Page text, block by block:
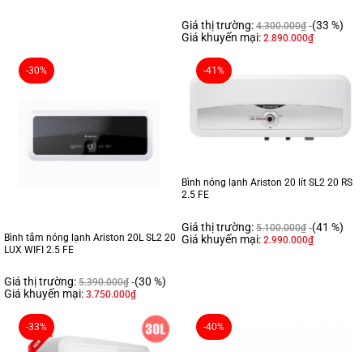
Giá thị trường: 4.300.000₫ (33 %)
Giá khuyến mại: 2.890.000₫
-30%
Bình tắm nóng lạnh Ariston 20L SL2 20
LUX WIFI 2.5 FE
Giá thị trường: 5.390.000₫ (30 %)
Giá khuyến mại: 3.750.000₫
-41%
Bình nóng lạnh Ariston 20 lít SL2 20 RS
2.5 FE
Giá thị trường: 5.100.000₫ (41 %)
Giá khuyến mại: 2.990.000₫
-33% -40%